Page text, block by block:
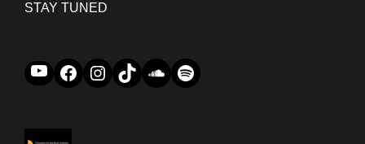
STAY TUNED
YouTube
Facebook
Instagram
TikTokSoundcloud
Spotify